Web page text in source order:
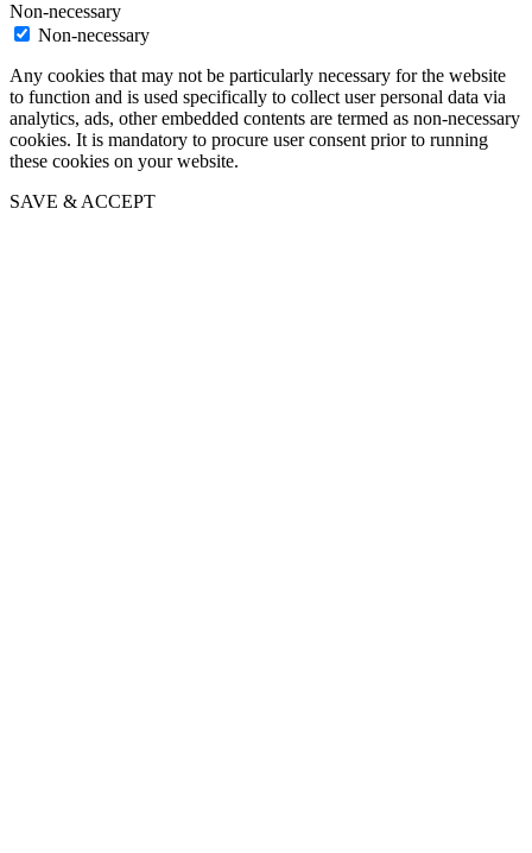
Non-necessary
Non-necessary
Any cookies that may not be particularly necessary for the website
to function and is used specifically to collect user personal data via
analytics, ads, other embedded contents are termed as non-necessary
cookies. It is mandatory to procure user consent prior to running
these cookies on your website.
SAVE & ACCEPT